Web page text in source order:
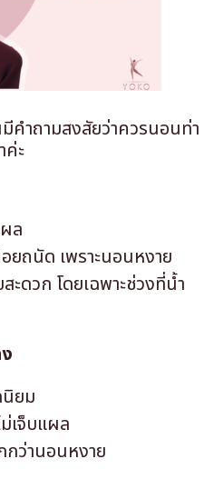
ถามสงสัยว่าควรนอนท่า
ะ
ล
ยถนัด เพราะนอนหงาย
ะดวก โดยเฉพาะช่วงที่น้ำ
นิยม
เจ็บแผล
กว่านอนหงาย